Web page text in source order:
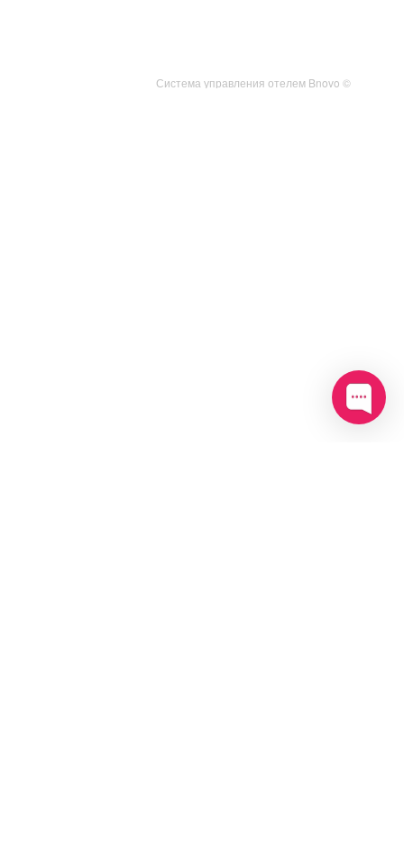
Система управления отелем Bnovo ©